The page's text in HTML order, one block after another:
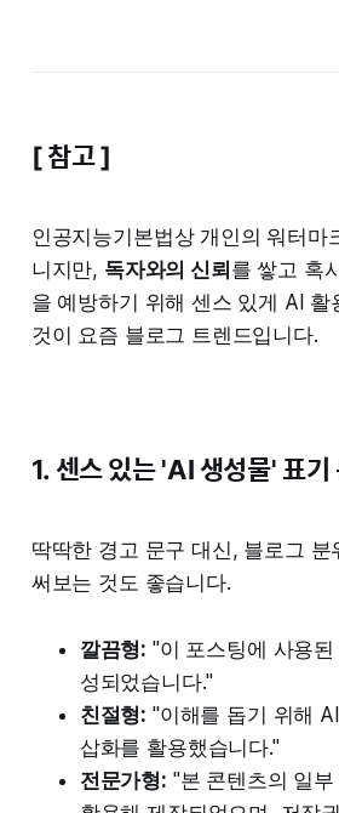
[ 참고 ]
인공지능기본법상 개인의 워터마
니지만, 독자와의 신뢰 를 쌓고 혹
을 예방하기 위해 센스 있게 AI 활
것이 요즘 블로그 트렌드입니다.
1. 센스 있는 'AI 생성물' 표기
딱딱한 경고 문구 대신, 블로그 분
써보는 것도 좋습니다.
깔끔형: "이 포스팅에 사용
성되었습니다."
친절형: "이해를 돕기 위해
삽화를 활용했습니다."
전문가형: "본 콘텐츠의 일부